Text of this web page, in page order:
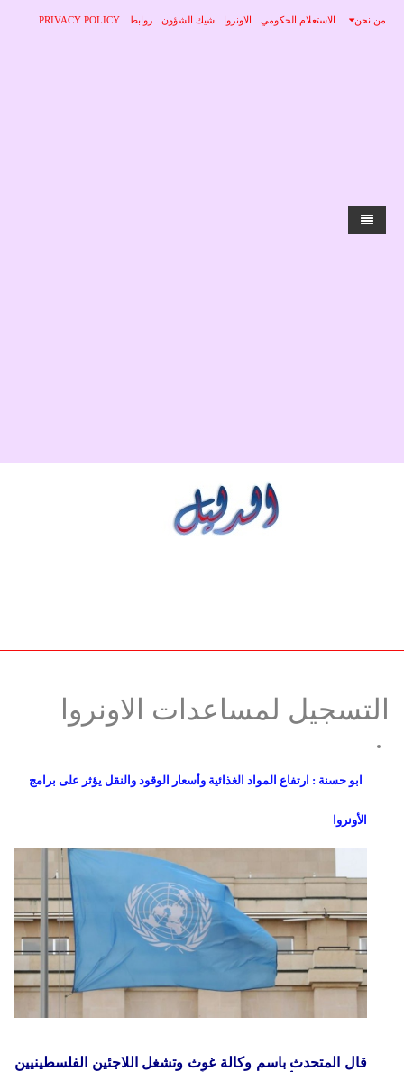
من نحن الاستعلام الحكومي الاونروا شيك الشؤون روابط PRIVACY POLICY
التسجيل لمساعدات الاونروا
ابو حسنة : ارتفاع المواد الغذائية وأسعار الوقود والنقل يؤثر على برامج
الأونروا
قال المتحدث باسم وكالة غوث وتشغل اللاجئين الفلسطينيين